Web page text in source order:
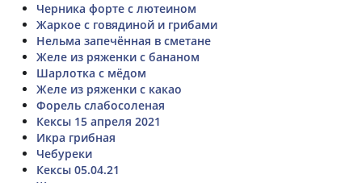
Черника форте с лютеином
Жаркое с говядиной и грибами
Нельма запечённая в сметане
Желе из ряженки с бананом
Шарлотка с мёдом
Желе из ряженки с какао
Форель слабосоленая
Кексы 15 апреля 2021
Икра грибная
Чебуреки
Кексы 05.04.21